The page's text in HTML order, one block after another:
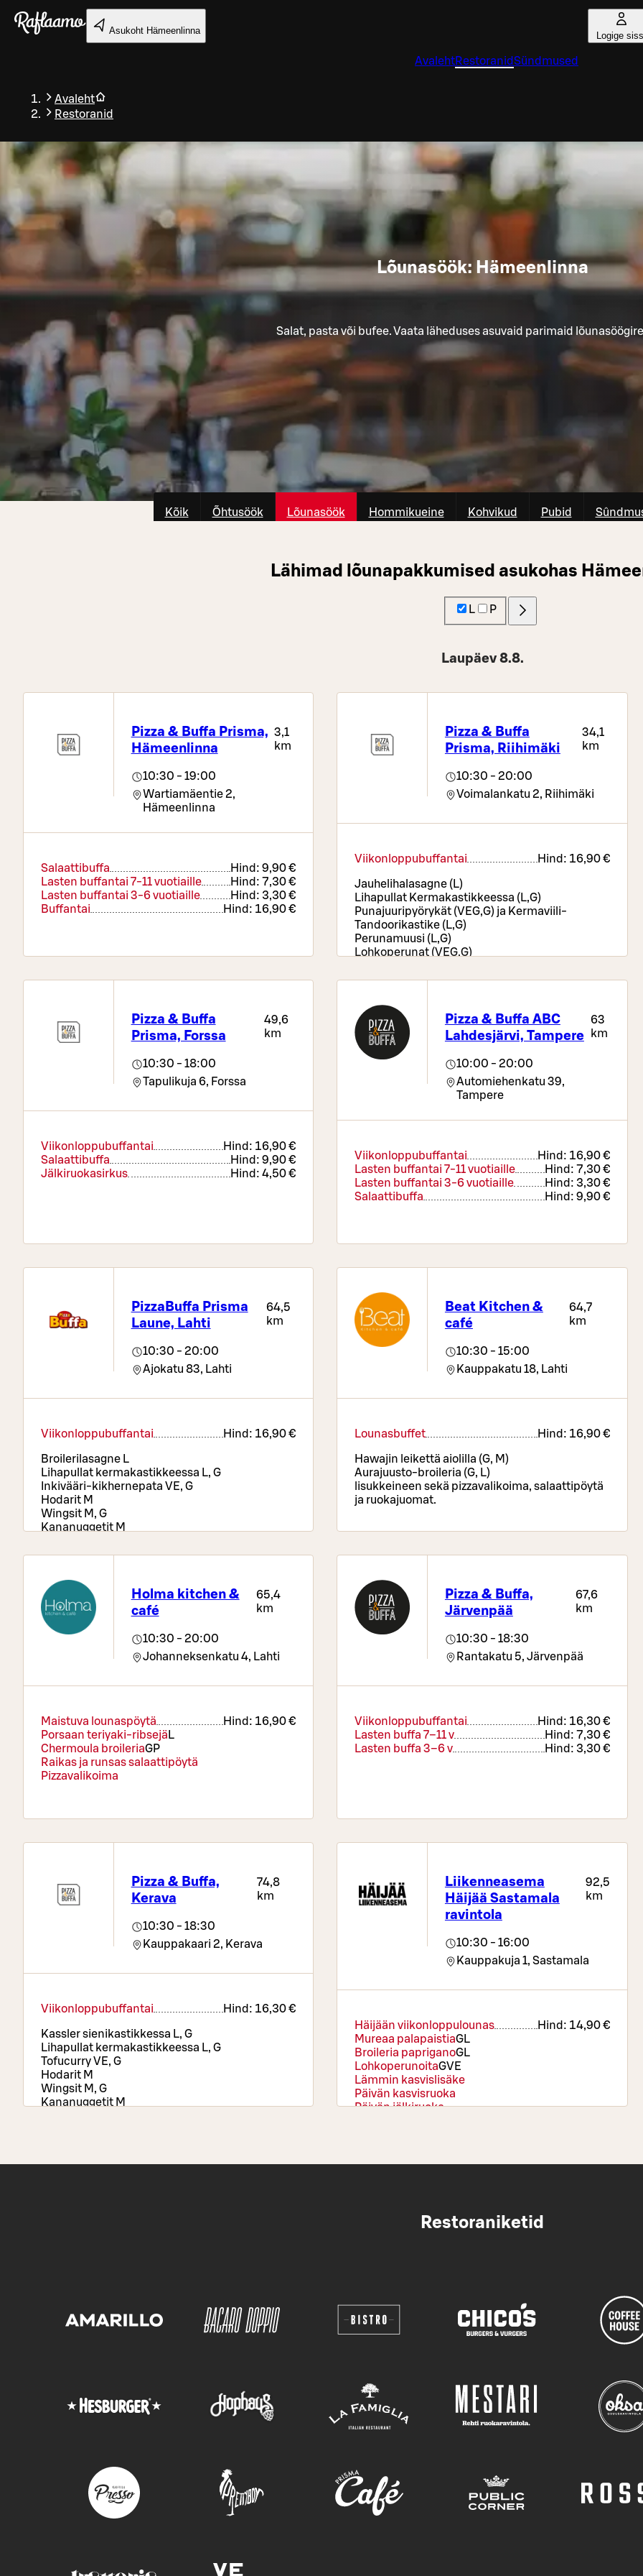
Liigu peamise sisu juurde
Asukoht Hämeenlinna Logige
AvalehtRestoranidSündmused
Avaleht
Restoranid
Lõunasöök: Hämeenlinna
Salat, pasta või bufee. Vaata läheduses asuvaid parimaid
Kõik Õhtusöök Lõunasöök Hommikueine Kohvikud Pubid
Lähimad lõunapakkumised asukohas
L P
Laupäev 8.8.
Pizza & Buffa Prisma,
Hämeenlinna
3,1
km
10:30 - 19:00
Wartiamäentie 2,
Hämeenlinna
Salaattibuffa Hind:9,90 €
Lasten buffantai 7-11 vuotiaille
Hind:7,30 €
Lasten buffantai 3-6 vuotiaille
Hind: 3,30 €
Buffantai
Hind: 16,90 €
Pizza & Buffa
Prisma, Riihimäki
34,1
km
10:30 - 20:00
Voimalankatu 2, Riihimäki
Viikonloppubuffantai Hind: 16,90 €
Jauhelihalasagne (L)
Lihapullat Kermakastikkeessa (L,G)
Punajuuripyörykät (VEG,G) ja Kermaviili-
Tandoorikastike (L,G)
Perunamuusi (L,G)
Lohkoperunat (VEG,G)
Hodarit (L)
Kananuggetit (M)
Sipulirenkaat
Salaattibuffa Hind:
Salaattibuffa on monipuolinen raikas ja kevyt
kokonaisuus, joka tarjoaa vaihtoehdon
kevyempään herkutteluun. Hintaan sisältyy
Pizza & Buffa
Prisma, Forssa
49,6
km
10:30 - 18:00
Tapulikuja 6, Forssa
Viikonloppubuffantai Hind: 16,90 €
Salaattibuffa
Hind:9,90 €
Jälkiruokasirkus
Hind:4,50 €
Pizza & Buffa ABC
Lahdesjärvi, Tampere
63
km
10:00 - 20:00
Automiehenkatu 39,
Tampere
Viikonloppubuffantai Hind: 16,90 €
Lasten buffantai 7-11 vuotiaille
Hind: 7,30 €
Lasten buffantai 3-6 vuotiaille
Hind: 3,30 €
Salaattibuffa
Hind: 9,90 €
PizzaBuffa Prisma
Laune, Lahti
64,5
km
10:30 - 20:00
Ajokatu 83, Lahti
Viikonloppubuffantai Hind: 16,90 €
Broilerilasagne L
Lihapullat kermakastikkeessa L, G
Inkivääri-kikhernepata VE, G
Hodarit M
Wingsit M, G
Kananuggetit M
Paahdetut juurekset VE, G
Runsas salaattipöytä
Pizzat – kerro toiveesi
Juomat
kokonaisuus, joka tarjoaa vaihtoehdon
kevyempään herkutteluun. Hintaan sisältyy
runsas salaattipöytä, lämmin kasvis, leipä,
ruokajuomat ja kahvi tai tee.
Beat Kitchen &
café
64,7
km
10:30 - 15:00
Kauppakatu 18, Lahti
Lounasbuffet Hind: 16,90 €
Hawajin leikettä aiolilla (G, M)
Aurajuusto-broileria (G, L)
lisukkeineen sekä pizzavalikoima, salaattipöytä
ja ruokajuomat.
Holma kitchen &
café
65,4
km
10:30 - 20:00
Johanneksenkatu 4, Lahti
Maistuva lounaspöytä Hind: 16,90 €
Porsaan teriyaki-ribsejä L
Chermoula broileriaGP
Raikas ja runsas salaattipöytä
Pizzavalikoima
Pizza & Buffa,
Järvenpää
67,6
km
10:30 - 18:30
Rantakatu 5, Järvenpää
Viikonloppubuffantai Hind: 16,30 €
Lasten buffa 7–11 v
Hind: 7,30 €
Lasten buffa 3–6 v
Hind: 3,30 €
Pizza & Buffa,
Kerava
74,8
km
10:30 - 18:30
Kauppakaari 2, Kerava
Viikonloppubuffantai Hind: 16,30 €
Kassler sienikastikkessa L, G
Lihapullat kermakastikkeessa L, G
Tofucurry VE, G
Hodarit M
Wingsit M, G
Kananuggetit M
Liikenneasema
Häijää Sastamala
ravintola
92,5
km
10:30 - 16:00
Kauppakuja 1, Sastamala
Häijään viikonloppulounas Hind: 14,90 €
Mureaa palapaistiaGL
Broileria papriganoGL
LohkoperunoitaGVE
Lämmin kasvislisäke
Päivän kasvisruoka
Päivän jälkiruoka
Restoraniketid